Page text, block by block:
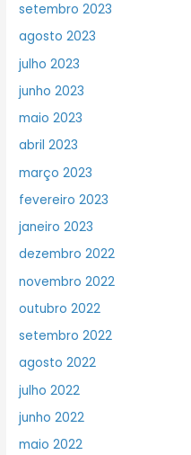
setembro 2023
agosto 2023
julho 2023
junho 2023
maio 2023
abril 2023
março 2023
fevereiro 2023
janeiro 2023
dezembro 2022
novembro 2022
outubro 2022
setembro 2022
agosto 2022
julho 2022
junho 2022
maio 2022